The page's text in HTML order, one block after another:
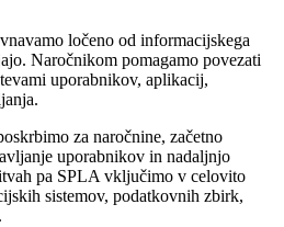
ločeno od informacijskega
Naročnikom pomagamo povezati
uporabnikov, aplikacij,
za naročnine, začetno
uporabnikov in nadaljnjo
pa SPLA vključimo v celovito
sistemov, podatkovnih zbirk,